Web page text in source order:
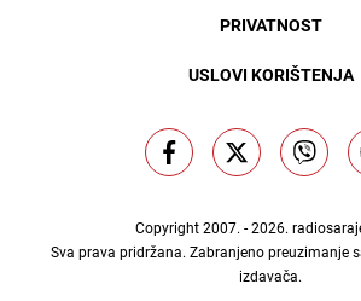
PRIVATNOST
USLOVI KORIŠTENJA
Copyright 2007. - 2026.
Sva prava pridržana. Zabranjeno preuzimanje
izdavača.